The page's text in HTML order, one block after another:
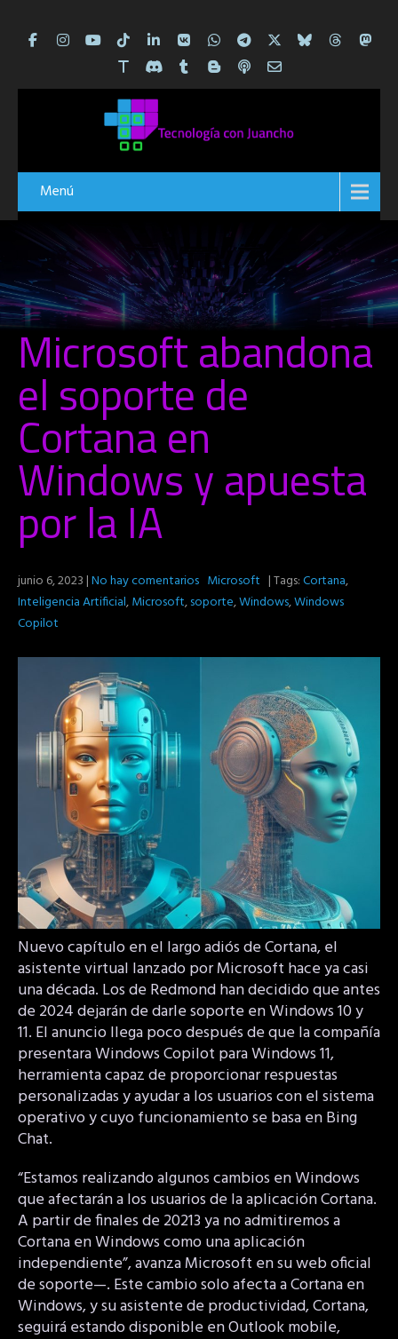
Menú
Microsoft abandona
el soporte de
Cortana en
Windows y apuesta
por la IA
junio 6, 2023|No hay comentarios Microsoft | Tags:Cortana,
Inteligencia Artificial,Microsoft,soporte,Windows,Windows
Copilot
Nuevo capítulo en el largo adiós de Cortana, el
asistente virtual lanzado por Microsoft hace ya casi
una década. Los de Redmond han decidido que antes
de 2024 dejarán de darle soporte en Windows 10 y
11. El anuncio llega poco después de que la compañía
presentara Windows Copilot para Windows 11,
herramienta capaz de proporcionar respuestas
personalizadas y ayudar a los usuarios con el sistema
operativo y cuyo funcionamiento se basa en Bing
Chat.
“Estamos realizando algunos cambios en Windows
que afectarán a los usuarios de la aplicación Cortana.
A partir de finales de 20213 ya no admitiremos a
Cortana en Windows como una aplicación
independiente”, avanza Microsoft en su web oficial
de soporte—. Este cambio solo afecta a Cortana en
Windows, y su asistente de productividad, Cortana,
seguirá estando disponible en Outlook mobile,